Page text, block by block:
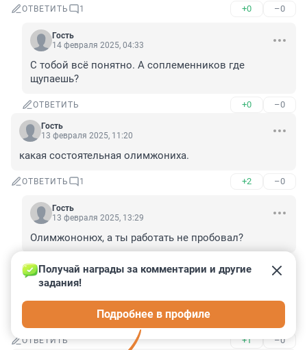
ОТВЕТИТЬ 1 +0 –0
Гость
14 февраля 2025, 04:33
С тобой всё понятно. А соплеменников где
щупаешь?
ОТВЕТИТЬ +0 –0
Гость
13 февраля 2025, 11:20
какая состоятельная олимжониха.
ОТВЕТИТЬ 1 +2 –0
Гость
13 февраля 2025, 13:29
Олимжононюх, а ты работать не пробовал?
ОТВЕТИТЬ –0
Гость
Ну ничего страшного!
ОТВЕТИТЬ +1 –0
Получай награды за комментарии и другие
задания!
Подробнее в профиле